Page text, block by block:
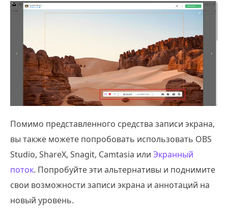
Помимо представленного средства записи экрана,
вы также можете попробовать использовать OBS
Studio, ShareX, Snagit, Camtasia или Экранный
поток. Попробуйте эти альтернативы и поднимите
свои возможности записи экрана и аннотаций на
новый уровень.